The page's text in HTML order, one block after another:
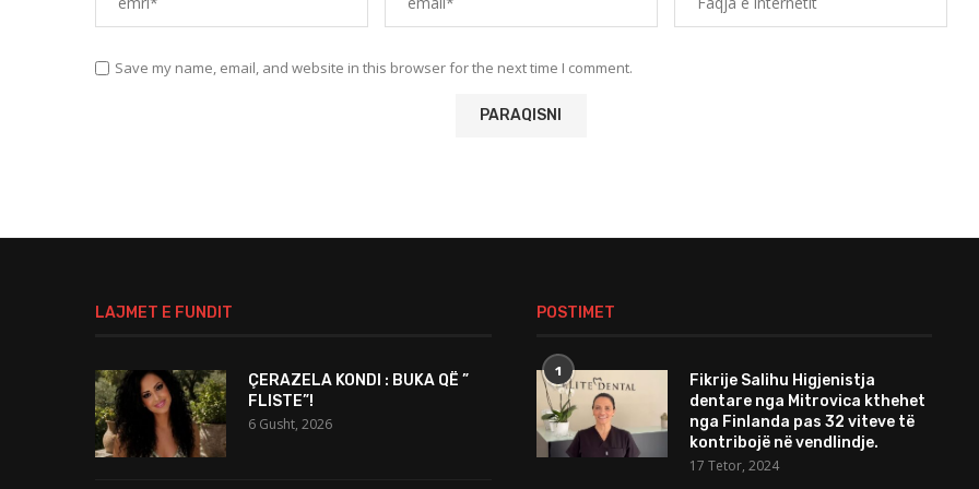
Save my name, email, and website in this browser for the next time I comment.
LAJMET E FUNDIT
ÇERAZELA KONDI : BUKA QË ”
FLISTE”!
6 Gusht, 2026
POSTIMET
1
Fikrije Salihu Higjenistja
dentare nga Mitrovica kthehet
nga Finlanda pas 32 viteve të
kontribojë në vendlindje.
17 Tetor, 2024